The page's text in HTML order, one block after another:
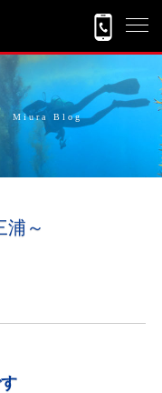
Miura Blog
浦～